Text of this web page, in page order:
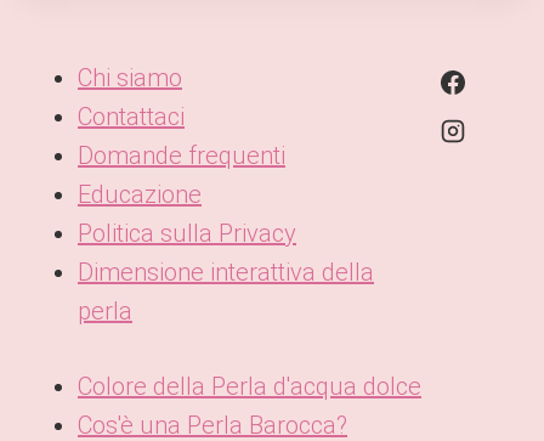
Chi siamo
Contattaci
Domande frequenti
Educazione
Politica sulla Privacy
Dimensione interattiva della
perla
Colore della Perla d'acqua dolce
Cos'è una Perla Barocca?